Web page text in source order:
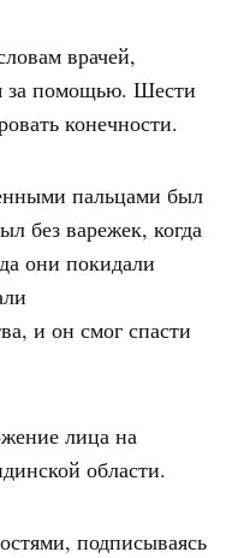
врачей,
за помощью. Шести
конечности.
пальцами был
без варежек, когда
они покидали
и он смог спасти
лица на
области.
подписываясь